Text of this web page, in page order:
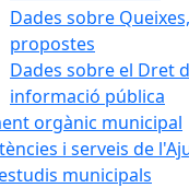
Dades sobre
propostes
Dades sobre el Dret
informació pública
orgànic municipal
i serveis de
municipals